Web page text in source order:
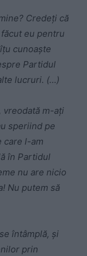
Credeţi că
eu pentru
cunoaşte
Partidul
lucruri. (…)
vreodată m-aţi
speriind pe
care l-am
în Partidul
nu are nicio
Nu putem să
întâmplă, şi
prin